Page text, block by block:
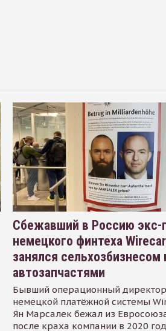
Сбежавший в Россию экс-
немецкого финтеха
занялся сельхозбизнесом
автозапчастями
Бывший операционный директор
немецкой платёжной системы
Ян Марсалек бежал из
после краха компании в 2020